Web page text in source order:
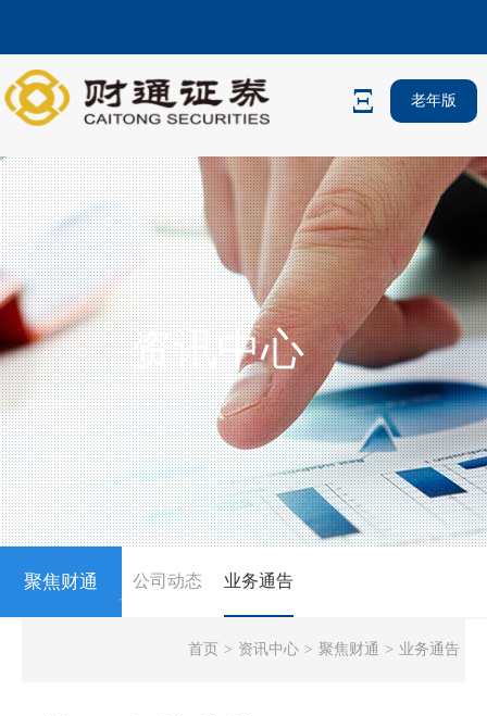
老年版
资讯中心
聚焦财通
NEWS
公司动态 业务通告
首页 > 资讯中心 > 聚焦财通 > 业务通告